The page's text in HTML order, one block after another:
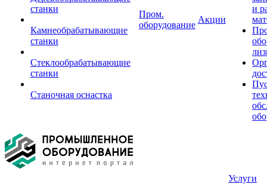
станки
Камнеобрабатывающие
станки
Стеклообрабатывающие
станки
Станочная оснастка
Пром.
оборудование
Акции
и
Услуги